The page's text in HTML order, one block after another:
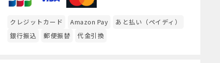
クレジットカード Amazon Pay
あと払い（ペイディ）
銀行振込
郵便振替 代金引換